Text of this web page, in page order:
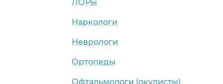
ЛОРы
Наркологи
Неврологи
Ортопеды
Офтальмологи (окулисты)